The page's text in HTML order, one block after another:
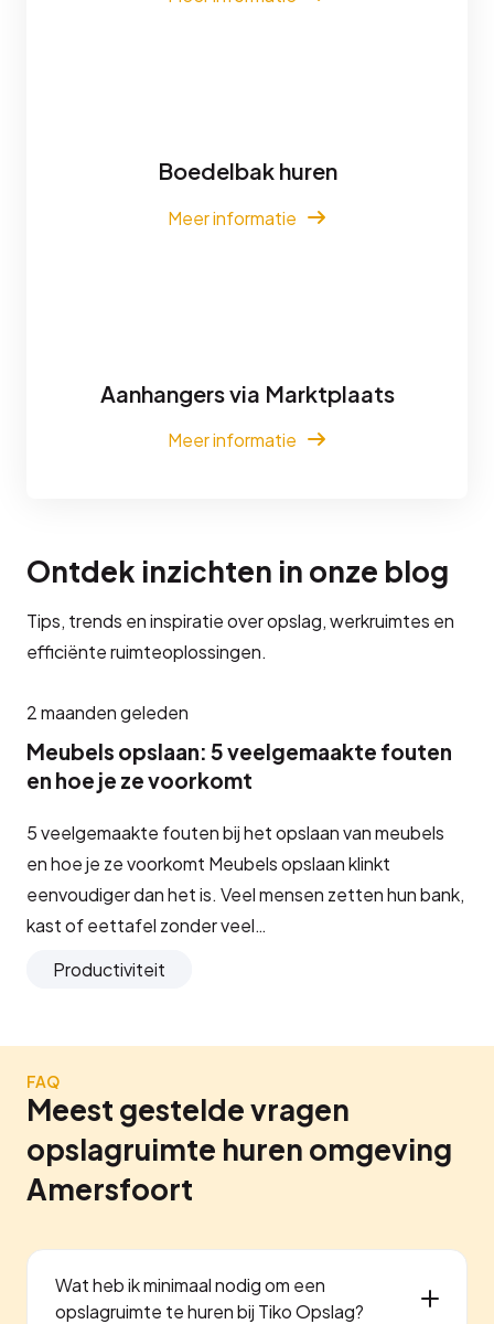
Boedelbak huren
Meer informatie
Aanhangers via Marktplaats
Meer informatie
Ontdek inzichten in onze blog
Tips, trends en inspiratie over opslag, werkruimtes en
efficiënte ruimteoplossingen.
2 maanden geleden
Meubels opslaan: 5 veelgemaakte fouten
en hoe je ze voorkomt
5 veelgemaakte fouten bij het opslaan van meubels
en hoe je ze voorkomt Meubels opslaan klinkt
eenvoudiger dan het is. Veel mensen zetten hun bank,
kast of eettafel zonder veel…
Productiviteit
FAQ
Meest gestelde vragen
opslagruimte huren omgeving
Amersfoort
Wat heb ik minimaal nodig om een
opslagruimte te huren bij Tiko Opslag?